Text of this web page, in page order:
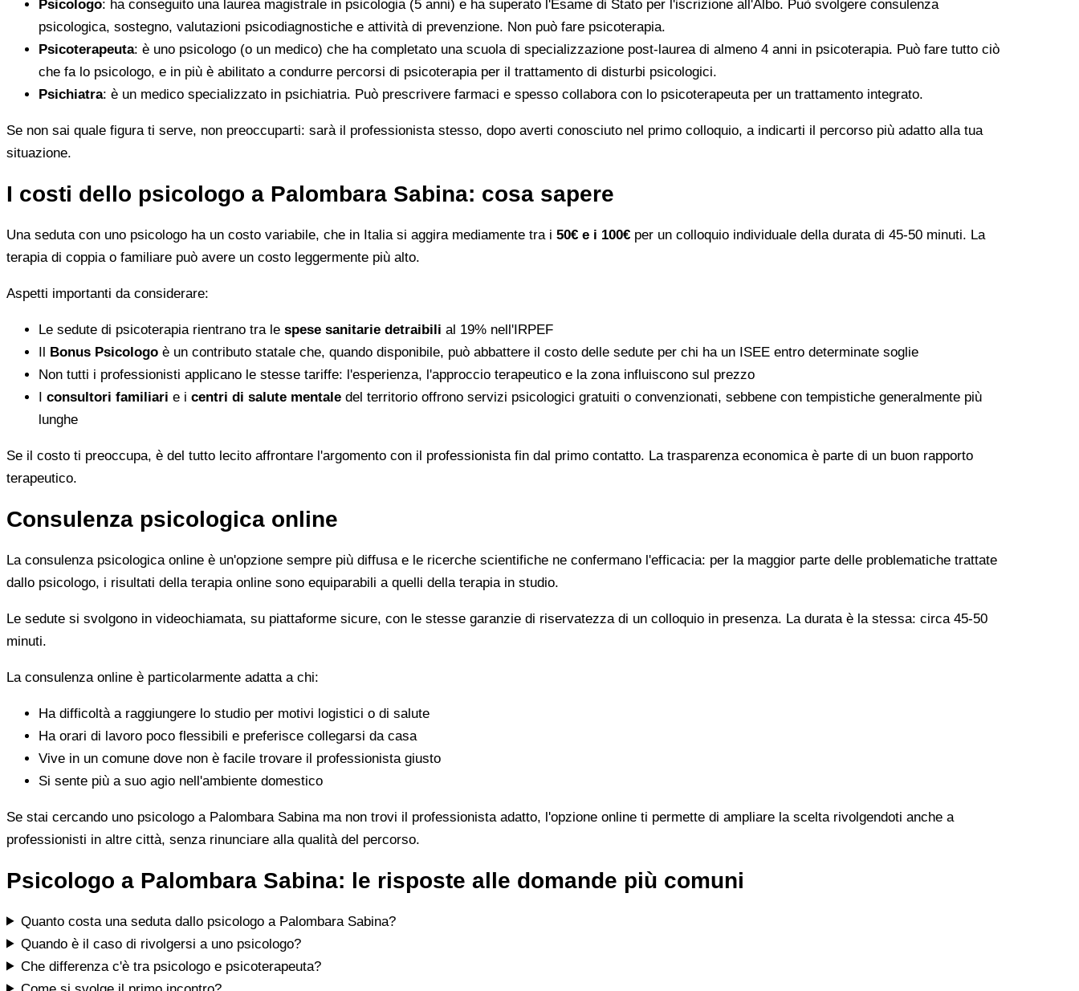
Psicologo: ha conseguito una laurea magistrale in psicologia (5 anni) e ha superato l'Esame di Stato per l'iscrizione all'Albo. Può svolgere consulenza
psicologica, sostegno, valutazioni psicodiagnostiche e attività di prevenzione. Non può fare psicoterapia.
Psicoterapeuta: è uno psicologo (o un medico) che ha completato una scuola di specializzazione post-laurea di almeno 4 anni in psicoterapia. Può fare tutto ciò
che fa lo psicologo, e in più è abilitato a condurre percorsi di psicoterapia per il trattamento di disturbi psicologici.
Psichiatra: è un medico specializzato in psichiatria. Può prescrivere farmaci e spesso collabora con lo psicoterapeuta per un trattamento integrato.
Se non sai quale figura ti serve, non preoccuparti: sarà il professionista stesso, dopo averti conosciuto nel primo colloquio, a indicarti il percorso più adatto alla tua
situazione.
I costi dello psicologo a Palombara Sabina: cosa sapere
Una seduta con uno psicologo ha un costo variabile, che in Italia si aggira mediamente tra i 50€ e i 100€ per un colloquio individuale della durata di 45-50 minuti. La
terapia di coppia o familiare può avere un costo leggermente più alto.
Aspetti importanti da considerare:
Le sedute di psicoterapia rientrano tra le spese sanitarie detraibili al 19% nell'IRPEF
Il Bonus Psicologo è un contributo statale che, quando disponibile, può abbattere il costo delle sedute per chi ha un ISEE entro determinate soglie
Non tutti i professionisti applicano le stesse tariffe: l'esperienza, l'approccio terapeutico e la zona influiscono sul prezzo
I consultori familiari e i centri di salute mentale del territorio offrono servizi psicologici gratuiti o convenzionati, sebbene con tempistiche generalmente più
lunghe
Se il costo ti preoccupa, è del tutto lecito affrontare l'argomento con il professionista fin dal primo contatto. La trasparenza economica è parte di un buon rapporto
terapeutico.
Consulenza psicologica online
La consulenza psicologica online è un'opzione sempre più diffusa e le ricerche scientifiche ne confermano l'efficacia: per la maggior parte delle problematiche trattate
dallo psicologo, i risultati della terapia online sono equiparabili a quelli della terapia in studio.
Le sedute si svolgono in videochiamata, su piattaforme sicure, con le stesse garanzie di riservatezza di un colloquio in presenza. La durata è la stessa: circa 45-50
minuti.
La consulenza online è particolarmente adatta a chi:
Ha difficoltà a raggiungere lo studio per motivi logistici o di salute
Ha orari di lavoro poco flessibili e preferisce collegarsi da casa
Vive in un comune dove non è facile trovare il professionista giusto
Si sente più a suo agio nell'ambiente domestico
Se stai cercando uno psicologo a Palombara Sabina ma non trovi il professionista adatto, l'opzione online ti permette di ampliare la scelta rivolgendoti anche a
professionisti in altre città, senza rinunciare alla qualità del percorso.
Psicologo a Palombara Sabina: le risposte alle domande più comuni
Quanto costa una seduta dallo psicologo a Palombara Sabina?
Quando è il caso di rivolgersi a uno psicologo?
Che differenza c'è tra psicologo e psicoterapeuta?